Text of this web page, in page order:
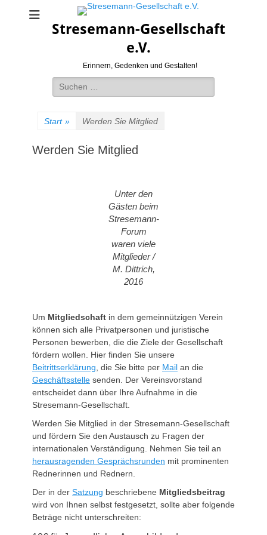
Stresemann-Gesellschaft
e.V.
Erinnern, Gedenken und Gestalten!
Suchen
nach:
Start » Werden Sie Mitglied
Werden Sie Mitglied
Unter den
Gästen beim
Stresemann-
Forum
waren viele
Mitglieder /
M. Dittrich,
2016
Um Mitgliedschaft in dem gemeinnützigen Verein
können sich alle Privatpersonen und juristische
Personen bewerben, die die Ziele der Gesellschaft
fördern wollen. Hier finden Sie unsere
Beitrittserklärung , die Sie bitte per Mail an die
Geschäftsstelle senden. Der Vereinsvorstand
entscheidet dann über Ihre Aufnahme in die
Stresemann-Gesellschaft.
Werden Sie Mitglied in der Stresemann-Gesellschaft
und fördern Sie den Austausch zu Fragen der
internationalen Verständigung. Nehmen Sie teil an
herausragenden Gesprächsrunden mit prominenten
Rednerinnen und Rednern.
Der in der Satzung beschriebene Mitgliedsbeitrag
wird von Ihnen selbst festgesetzt, sollte aber folgende
Beträge nicht unterschreiten: